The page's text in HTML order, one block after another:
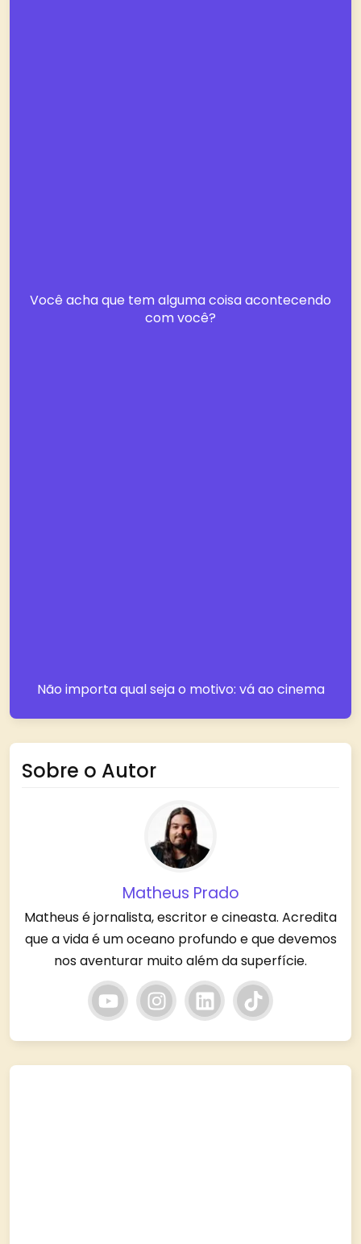
Você acha que tem alguma coisa acontecendo
com você?
Não importa qual seja o motivo: vá ao cinema
Sobre o Autor
Matheus Prado
Matheus é jornalista, escritor e cineasta. Acredita
que a vida é um oceano profundo e que devemos
nos aventurar muito além da superfície.